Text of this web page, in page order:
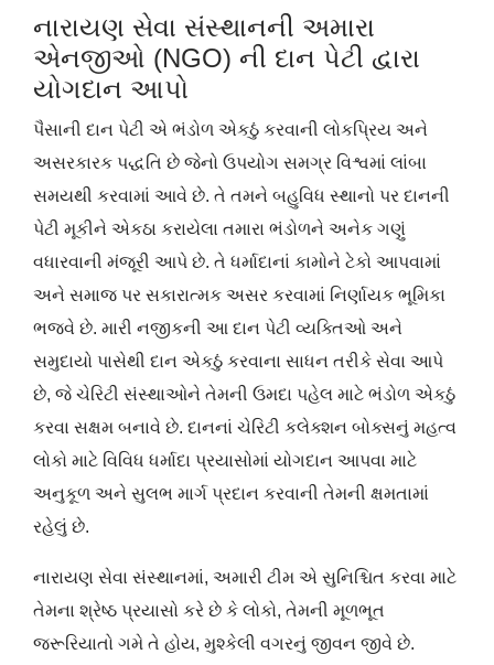
નારાયણ સેવા સંસ્થાનની અમારા
એનજીઓ (NGO) ની દાન પેટી દ્વારા
યોગદાન આપો
પૈસાની દાન પેટી એ ભંડોળ એકઠું કરવાની લોકપ્રિય અને
અસરકારક પદ્ધતિ છે જેનો ઉપયોગ સમગ્ર વિશ્વમાં લાંબા
સમયથી કરવામાં આવે છે. તે તમને બહુવિધ સ્થાનો પર દાનની
પેટી મૂકીને એકઠા કરાયેલા તમારા ભંડોળને અનેક ગણું
વધારવાની મંજૂરી આપે છે. તે ધર્માદાનાં કામોને ટેકો આપવામાં
અને સમાજ પર સકારાત્મક અસર કરવામાં નિર્ણાયક ભૂમિકા
ભજવે છે. મારી નજીકની આ દાન પેટી વ્યક્તિઓ અને
સમુદાયો પાસેથી દાન એકઠું કરવાના સાધન તરીકે સેવા આપે
છે, જે ચેરિટી સંસ્થાઓને તેમની ઉમદા પહેલ માટે ભંડોળ એકઠું
કરવા સક્ષમ બનાવે છે. દાનનાં ચેરિટી કલેક્શન બોક્સનું મહત્વ
લોકો માટે વિવિધ ધર્માદા પ્રયાસોમાં યોગદાન આપવા માટે
અનુકૂળ અને સુલભ માર્ગ પ્રદાન કરવાની તેમની ક્ષમતામાં
રહેલું છે.
નારાયણ સેવા સંસ્થાનમાં, અમારી ટીમ એ સુનિશ્ચિત કરવા માટે
તેમના શ્રેષ્ઠ પ્રયાસો કરે છે કે લોકો, તેમની મૂળભૂત
જરૂરિયાતો ગમે તે હોય, મુશ્કેલી વગરનું જીવન જીવે છે.